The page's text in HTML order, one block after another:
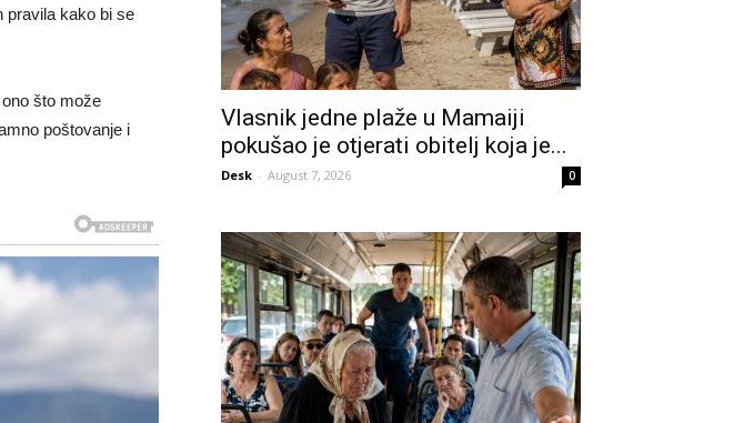
pravila kako bi se
što može
poštovanje i
Vlasnik jedne plaže u Mamaiji
pokušao je otjerati obitelj koja je...
Desk - August 7, 2026 0